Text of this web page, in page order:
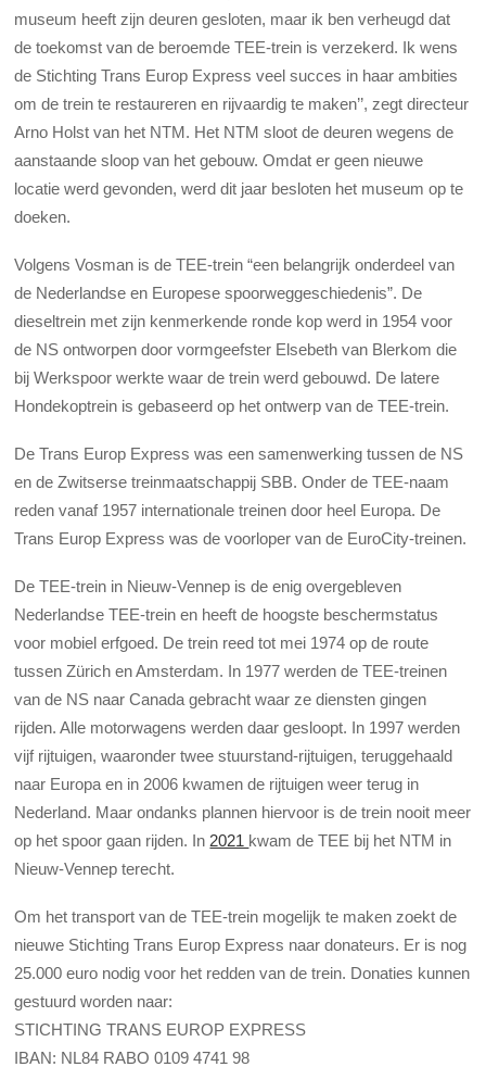
museum heeft zijn deuren gesloten, maar ik ben verheugd dat
de toekomst van de beroemde TEE-trein is verzekerd. Ik wens
de Stichting Trans Europ Express veel succes in haar ambities
om de trein te restaureren en rijvaardig te maken’’, zegt directeur
Arno Holst van het NTM. Het NTM sloot de deuren wegens de
aanstaande sloop van het gebouw. Omdat er geen nieuwe
locatie werd gevonden, werd dit jaar besloten het museum op te
doeken.
Volgens Vosman is de TEE-trein “een belangrijk onderdeel van
de Nederlandse en Europese spoorweggeschiedenis”. De
dieseltrein met zijn kenmerkende ronde kop werd in 1954 voor
de NS ontworpen door vormgeefster Elsebeth van Blerkom die
bij Werkspoor werkte waar de trein werd gebouwd. De latere
Hondekoptrein is gebaseerd op het ontwerp van de TEE-trein.
De Trans Europ Express was een samenwerking tussen de NS
en de Zwitserse treinmaatschappij SBB. Onder de TEE-naam
reden vanaf 1957 internationale treinen door heel Europa. De
Trans Europ Express was de voorloper van de EuroCity-treinen.
De TEE-trein in Nieuw-Vennep is de enig overgebleven
Nederlandse TEE-trein en heeft de hoogste beschermstatus
voor mobiel erfgoed. De trein reed tot mei 1974 op de route
tussen Zürich en Amsterdam. In 1977 werden de TEE-treinen
van de NS naar Canada gebracht waar ze diensten gingen
rijden. Alle motorwagens werden daar gesloopt. In 1997 werden
vijf rijtuigen, waaronder twee stuurstand-rijtuigen, teruggehaald
naar Europa en in 2006 kwamen de rijtuigen weer terug in
Nederland. Maar ondanks plannen hiervoor is de trein nooit meer
op het spoor gaan rijden. In 2021 kwam de TEE bij het NTM in
Nieuw-Vennep terecht.
Om het transport van de TEE-trein mogelijk te maken zoekt de
nieuwe Stichting Trans Europ Express naar donateurs. Er is nog
25.000 euro nodig voor het redden van de trein. Donaties kunnen
gestuurd worden naar:
STICHTING TRANS EUROP EXPRESS
IBAN: NL84 RABO 0109 4741 98